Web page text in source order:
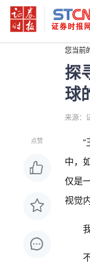
您当前
探
球
来源：
点赞
中，
仅是
视觉